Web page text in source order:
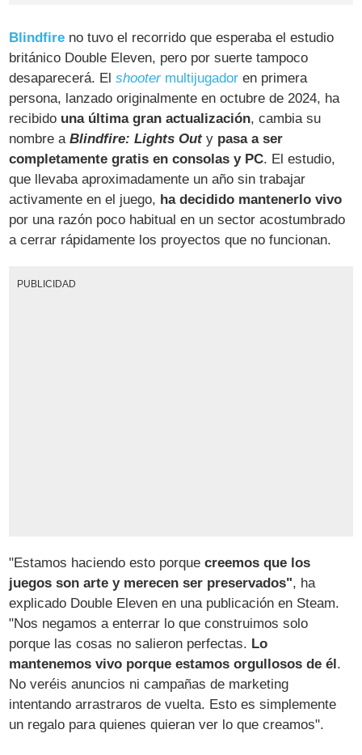
Blindfire no tuvo el recorrido que esperaba el estudio
británico Double Eleven, pero por suerte tampoco
desaparecerá. Elshootermultijugador en primera
persona, lanzado originalmente en octubre de 2024, ha
recibido una última gran actualización, cambia su
nombre aBlindfire: Lights Outy pasa a ser
completamente gratis en consolas y PC. El estudio,
que llevaba aproximadamente un año sin trabajar
activamente en el juego, ha decidido mantenerlo vivo
por una razón poco habitual en un sector acostumbrado
a cerrar rápidamente los proyectos que no funcionan.
PUBLICIDAD
"Estamos haciendo esto porquecreemos que los
juegos son arte y merecen ser preservados", ha
explicado Double Eleven en una publicación en Steam.
"Nos negamos a enterrar lo que construimos solo
porque las cosas no salieron perfectas. Lo
mantenemos vivo porque estamos orgullosos de él.
No veréis anuncios ni campañas de marketing
intentando arrastraros de vuelta. Esto es simplemente
un regalo para quienes quieran ver lo que creamos".